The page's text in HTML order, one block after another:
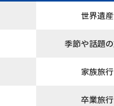
世界遺産
季節や話題
家族旅行
卒業旅行